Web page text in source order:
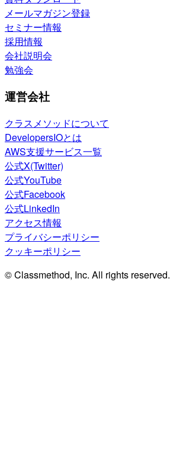
メールマガジン登録
セミナー情報
採用情報
会社説明会
勉強会
運営会社
クラスメソッドについて
DevelopersIOとは
AWS支援サービス一覧
公式X(Twitter)
公式YouTube
公式Facebook
公式LinkedIn
アクセス情報
プライバシーポリシー
クッキーポリシー
© Classmethod, Inc. All rights reserved.